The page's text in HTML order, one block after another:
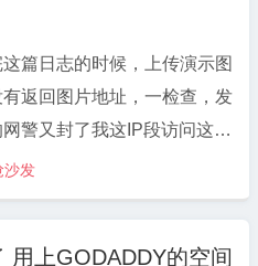
篇日志的时候，上传演示图
有返回图片地址，一检查，发
警又封了我这IP段访问这个
下所有的域名的功能，都打
过有代理，还有VPS可以访
舟，亦能覆舟，相信你也是
沙发
用上GODADDY的空间